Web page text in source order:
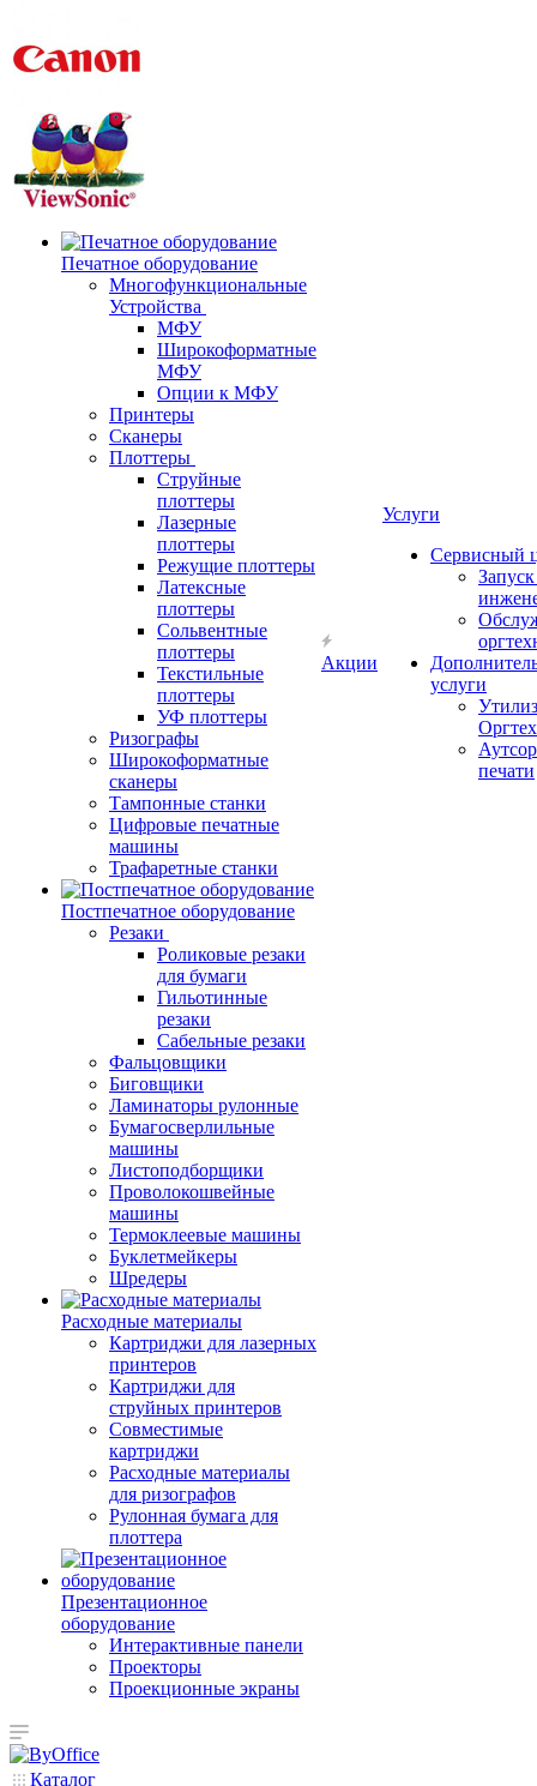
Печатное оборудование
Многофункциональные
Устройства
МФУ
Широкоформатные
МФУ
Опции к МФУ
Принтеры
Сканеры
Плоттеры
Струйные
плоттеры
Лазерные
плоттеры
Режущие плоттеры
Латексные
плоттеры
Сольвентные
плоттеры
Текстильные
плоттеры
УФ плоттеры
Ризографы
Широкоформатные
сканеры
Тампонные станки
Цифровые печатные
машины
Трафаретные станки
Постпечатное оборудование
Резаки
Роликовые резаки
для бумаги
Гильотинные
резаки
Сабельные резаки
Фальцовщики
Биговщики
Ламинаторы рулонные
Бумагосверлильные
машины
Листоподборщики
Проволокошвейные
машины
Термоклеевые машины
Буклетмейкеры
Шредеры
Расходные материалы
Картриджи для лазерных
принтеров
Картриджи для
струйных принтеров
Совместимые
картриджи
Расходные материалы
для ризографов
Рулонная бумага для
плоттера
Презентационное
оборудование
Интерактивные панели
Проекторы
Проекционные экраны
Акции
Услуги
Сервисный
услуги
печати
Каталог